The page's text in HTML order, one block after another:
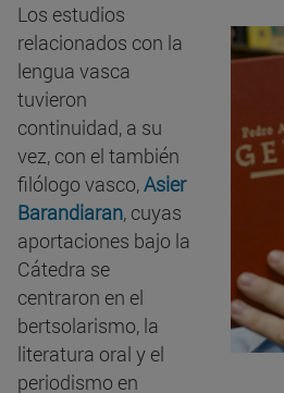
Los estudios
relacionados con la
lengua vasca
tuvieron
continuidad, a su
vez, con el también
filólogo vasco,Asier
Barandiaran, cuyas
aportaciones bajo la
Cátedra se
centraron en el
bertsolarismo, la
literatura oral y el
periodismo en